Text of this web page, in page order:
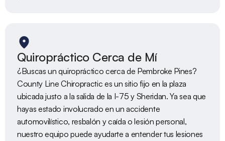
Quiropráctico Cerca de Mí
¿Buscas un quiropráctico cerca de Pembroke Pines?
County Line Chiropractic es un sitio fijo en la plaza
ubicada justo a la salida de la I-75 y Sheridan. Ya sea que
hayas estado involucrado en un accidente
automovilístico, resbalón y caída o lesión personal,
nuestro equipo puede ayudarte a entender tus lesiones